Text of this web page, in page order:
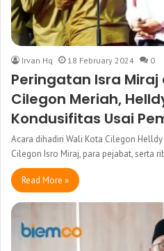
Irvan Hq 18 February 2024 0
Peringatan Isra
Cilegon Meriah,
Kondusifitas Usai
Acara dihadiri Wali Kota Cilegon Helldy
Cilegon Isro Miraj, para pejabat, serta
Read More »